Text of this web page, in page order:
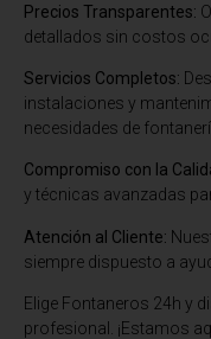
Precios Transparentes:
detallados sin costos
Servicios Completos:
instalaciones y
necesidades de
Compromiso con la
y técnicas avanzadas
Atención al Cliente:
siempre dispuesto a
Elige Fontaneros 24h y
profesional. ¡Estamos